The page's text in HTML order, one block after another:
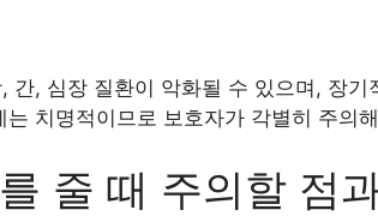
간, 심장 질환이 악화될 수 있으며, 장
치명적이므로 보호자가 각별히 주의
줄 때 주의할 점